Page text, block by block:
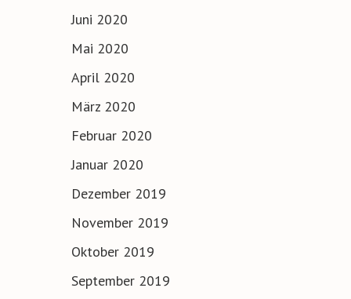
Juni 2020
Mai 2020
April 2020
März 2020
Februar 2020
Januar 2020
Dezember 2019
November 2019
Oktober 2019
September 2019